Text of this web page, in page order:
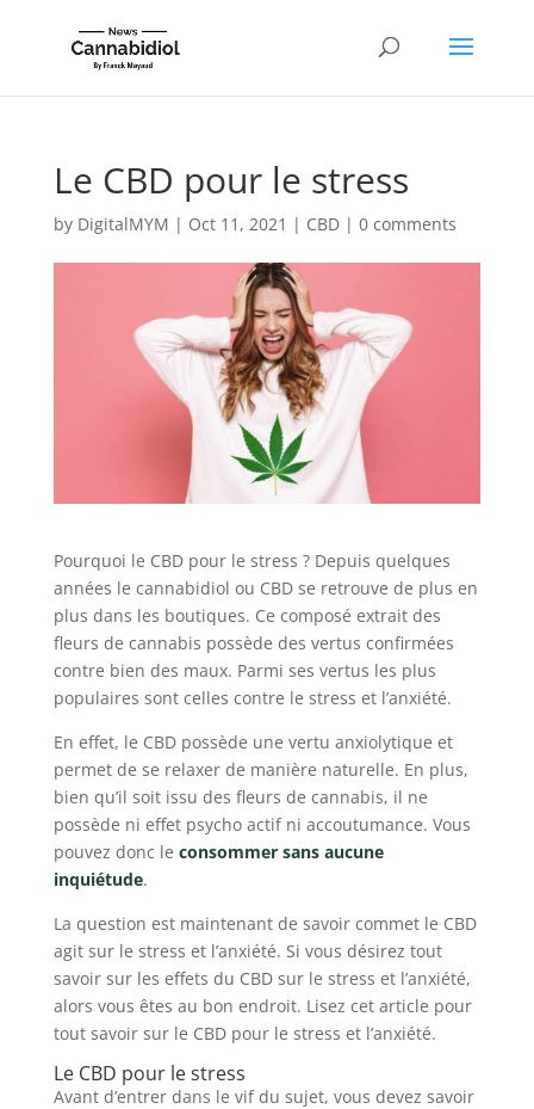
Le CBD pour le stress
by DigitalMYM | Oct 11, 2021 | CBD| 0 comments
Pourquoi le CBD pour le stress ? Depuis quelques
années le cannabidiol ou CBD se retrouve de plus en
plus dans les boutiques. Ce composé extrait des
fleurs de cannabis possède des vertus confirmées
contre bien des maux. Parmi ses vertus les plus
populaires sont celles contre le stress et l’anxiété.
En effet, le CBD possède une vertu anxiolytique et
permet de se relaxer de manière naturelle. En plus,
bien qu’il soit issu des fleurs de cannabis, il ne
possède ni effet psycho actif ni accoutumance. Vous
pouvez donc le consommer sans aucune
inquiétude.
La question est maintenant de savoir commet le CBD
agit sur le stress et l’anxiété. Si vous désirez tout
savoir sur les effets du CBD sur le stress et l’anxiété,
alors vous êtes au bon endroit. Lisez cet article pour
tout savoir sur le CBD pour le stress et l’anxiété.
Le CBD pour le stress
Avant d’entrer dans le vif du sujet, vous devez savoir